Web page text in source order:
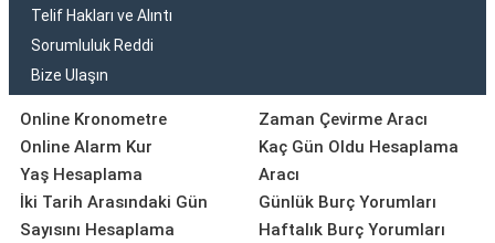
Telif Hakları ve Alıntı
Sorumluluk Reddi
Bize Ulaşın
Online Kronometre
Online Alarm Kur
Yaş Hesaplama
İki Tarih Arasındaki Gün
Sayısını Hesaplama
Zaman Çevirme Aracı
Kaç Gün Oldu Hesaplama
Aracı
Günlük Burç Yorumları
Haftalık Burç Yorumları